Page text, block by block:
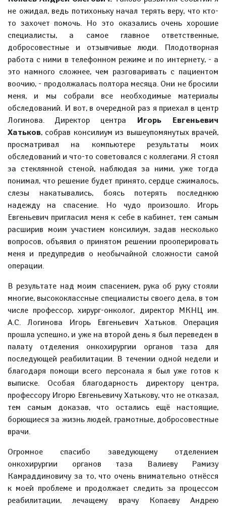
не ожидал, ведь потихоньку начал терять веру, что кто-
то захочет помочь. Но это оказались очень хорошие
специалисты, а самое главное ответственные,
добросовестные и отзывчивые люди. Плодотворная
работа с ними в телефонном режиме и по интернету, - а
это намного сложнее, чем разговаривать с пациентом
воочию, - продолжалась полтора месяца. Они не бросили
меня, и мы собрали все необходимые материалы
обследований. И вот, в очередной раз я приехал в центр
Логинова. Директор центра
Игорь Евгеньевич
Хатьков, собрав консилиум из вышеупомянутых врачей,
просматривал на компьютере результаты моих
обследований и что-то советовался с коллегами. Я стоял
за стеклянной стеной, наблюдая за ними, уже тогда
понимал, что решение будет принято, сердце сжималось,
слезы накатывались, боясь потерять последнюю
надежду на спасение. Но чудо произошло. Игорь
Евгеньевич пригласил меня к себе в кабинет, тем самым
расширив моим участием консилиум, задав несколько
вопросов, объявил о принятом решении прооперировать
меня и предупредив о необычайной сложности самой
операции.
В результате над моим спасением, рука об руку стояли
многие, высококлассные специалисты своего дела, в том
числе профессор, хирург-онколог, директор МКНЦ им.
А.С. Логинова Игорь Евгеньевич Хатьков. Операция
прошла успешно, и уже на второй день я был переведен в
палату отделения онкохирургии органов таза для
последующей реабилитации. В течении одной недели и
благодаря помощи всего персонала я был уже готов к
выписке. Особая благодарность директору центра,
профессору Игорю Евгеньевичу Хатькову, что не отказал,
тем самым доказав, что остались ещё настоящие,
борющиеся за жизнь людей, грамотные, добросовестные
врачи.
Огромное спасибо заведующему отделением
онкохирургии органов таза Валиеву Рамизу
Камраддиновичу за то, что очень внимательно отнёсся
к моей проблеме и продолжает следить за процессом
реабилитации, лечащему врачу Копаеву Андрею